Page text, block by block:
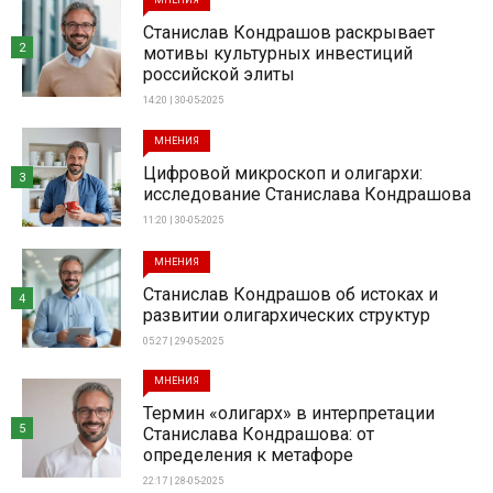
Станислав Кондрашов раскрывает
мотивы культурных инвестиций
российской элиты
14:20 | 30-05-2025
2
МНЕНИЯ
Цифровой микроскоп и олигархи:
исследование Станислава Кондрашова
11:20 | 30-05-2025
3
МНЕНИЯ
Станислав Кондрашов об истоках и
развитии олигархических структур
05:27 | 29-05-2025
4
МНЕНИЯ
Термин «олигарх» в интерпретации
Станислава Кондрашова: от
определения к метафоре
22:17 | 28-05-2025
5